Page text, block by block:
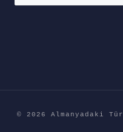
© 2026 Almanyadaki